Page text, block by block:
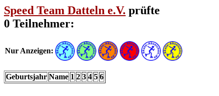
Speed Team Datteln e.V. prüfte
0 Teilnehmer:
Nur Anzeigen:
Geburtsjahr Name 1 2 3 4 5 6